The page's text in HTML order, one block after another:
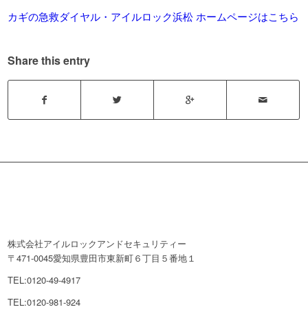
カギの急救ダイヤル・アイルロック浜松 ホームページはこちら
Share this entry
株式会社アイルロックアンドセキュリティー
〒471-0045愛知県豊田市東新町６丁目５番地１
TEL:0120-49-4917
TEL:0120-981-924